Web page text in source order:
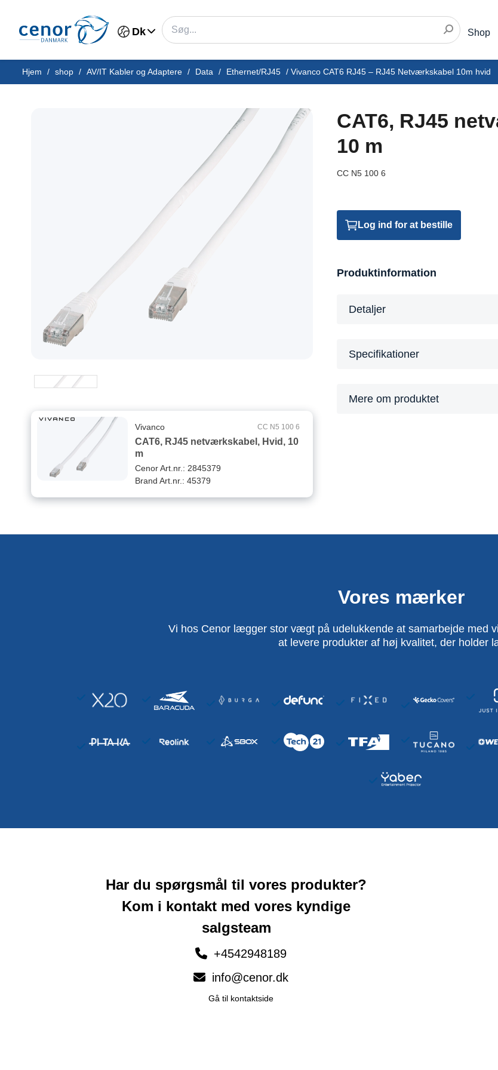
Dk Shop
Hjem / shop / AV/IT Kabler og Adaptere / Data / Ethernet/RJ45 / Vivanco CAT6 RJ45 – RJ45 Netværkskabel 10m hvid
CC N5 100 6
CAT6, RJ45 netværkskabel, Hvid, 10
m
Vivanco
Cenor Art.nr.: 2845379
Brand Art.nr.: 45379
CAT6, RJ45
10 m
CC N5 100 6
Log ind for at bestille
Produktinformation
Detaljer
Specifikationer
Mere om produktet
Vores mærker
Vi hos Cenor lægger stor vægt på udelukkende at samarbejde med
at levere produkter af høj kvalitet, der holder
Har du spørgsmål til vores produkter?
Kom i kontakt med vores kyndige
salgsteam
+4542948189
info@cenor.dk
Gå til kontaktside